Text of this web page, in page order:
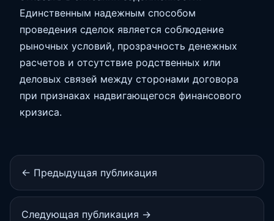
Единственным надежным способом
проведения сделок является соблюдение
рыночных условий, прозрачность денежных
расчетов и отсутствие родственных или
деловых связей между сторонами договора
при признаках надвигающегося финансового
кризиса.
← Предыдущая публикация
Следующая публикация →